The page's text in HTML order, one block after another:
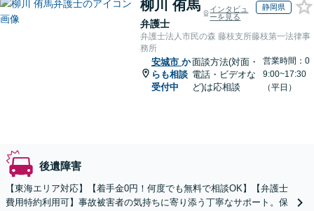
柳川 侑馬
弁護士
インタビュ
ーを見る
静岡県
弁護士法人市民の森 藤枝支所藤枝第一法律事
務所
安城市 か
らも相談
受付中
面談方法(対面・
電話・ビデオな
ど)は応相談
営業時間：0
9:00~17:30
（平日）
後遺障害
【東海エリア対応】【着手金0円！何度でも無料で相談OK】【弁護士
費用特約利用可】事故被害者の気持ちに寄り添う丁寧なサポート。保